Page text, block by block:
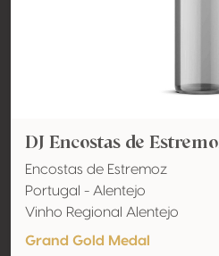
DJ Encostas de
Encostas de Estremoz
Portugal - Alentejo
Vinho Regional Alentejo
Grand Gold Medal